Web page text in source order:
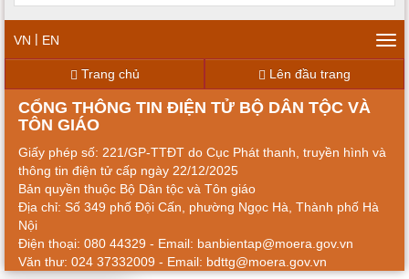
VN | EN
Trang chủ
Lên đầu trang
CỔNG THÔNG TIN ĐIỆN TỬ BỘ DÂN TỘC VÀ
TÔN GIÁO
Giấy phép số: 221/GP-TTĐT do Cục Phát thanh, truyền hình và
thông tin điện tử cấp ngày 22/12/2025
Bản quyền thuộc Bộ Dân tộc và Tôn giáo
Địa chỉ: Số 349 phố Đội Cấn, phường Ngọc Hà, Thành phố Hà
Nội
Điện thoại: 080 44329 - Email: banbientap@moera.gov.vn
Văn thư: 024 37332009 - Email: bdttg@moera.gov.vn